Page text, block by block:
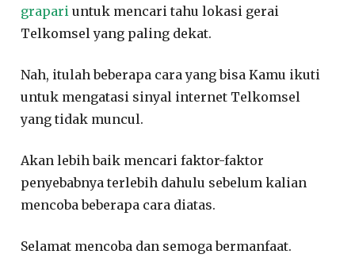
grapari untuk mencari tahu lokasi gerai
Telkomsel yang paling dekat.
Nah, itulah beberapa cara yang bisa Kamu ikuti
untuk mengatasi sinyal internet Telkomsel
yang tidak muncul.
Akan lebih baik mencari faktor-faktor
penyebabnya terlebih dahulu sebelum kalian
mencoba beberapa cara diatas.
Selamat mencoba dan semoga bermanfaat.